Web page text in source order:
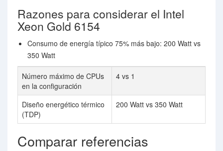
Razones para considerar el Intel
Xeon Gold 6154
Consumo de energía típico 75% más bajo: 200 Watt vs
350 Watt
Número máximo de CPUs
en la configuración
4 vs 1
Diseño energético térmico
(TDP)
200 Watt vs 350 Watt
Comparar referencias